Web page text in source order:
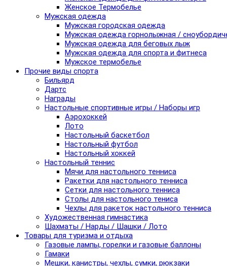
Женское Термобелье
Мужская одежда
Мужская городская одежда
Мужская одежда горнолыжная /
Мужская одежда для беговых лыж
Мужская одежда для спорта и фитнеса
Мужское термобелье
Прочие виды спорта
Бильярд
Дартс
Награды
Настольные спортивные игры / Наборы игр
Аэрохоккей
Лото
Настольный баскетбол
Настольный футбол
Настольный хоккей
Настольный теннис
Мячи для настольного тенниса
Ракетки для настольного тенниса
Сетки для настольного тенниса
Столы для настольного тениса
Чехлы для ракеток настольного тенниса
Художественная гимнастика
Шахматы / Нарды / Шашки / Лото
Товары для туризма и отдыха
Газовые лампы, горелки и газовые баллоны
Гамаки
Мешки, канистры, чехлы, сумки, рюкзаки